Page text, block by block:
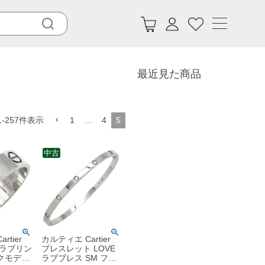
-257件表示 1 … 4 5
ブリン
デル
カルティエ Cartier
ブレスレット LOVE
ラブブレス SM フル
中古
最近見た商品